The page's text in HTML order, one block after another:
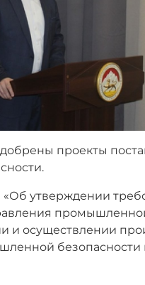
проекты
«Об утверждении
и осуществлении
безопасности